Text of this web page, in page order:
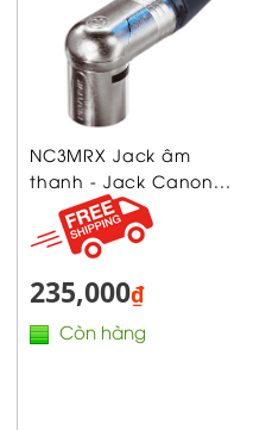
NC3MRX Jack âm
thanh - Jack Canon...
235,000₫
Còn hàng